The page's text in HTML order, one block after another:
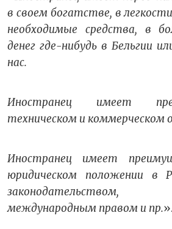
в своем богатстве, в
необходимые средства, в
денег где-нибудь в Бельгии
нас.
Иностранец имеет
техническом и коммерческом
Иностранец имеет
юридическом положении в
законодательством,
международным правом и пр.».